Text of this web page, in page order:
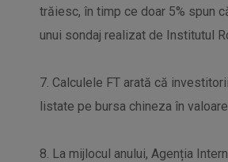
trăiesc, în timp ce doar 5% spun
unui sondaj realizat de Institutul
7. Calculele FT arată că
listate pe bursa chineza în
8. La mijlocul anului, Agenția